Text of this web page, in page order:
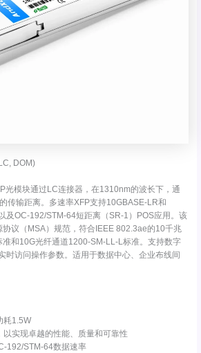
DOM)
光模块通过LC连接器，在1310nm的波长下，通
传输距离。多速率XFP支持10GBASE-LR和
及OC-192/STM-64短距离（SR-1）POS应用。该
议（MSA）规范，符合IEEE 802.3ae的10千兆
准和10G光纤通道1200-SM-LL-L标准。支持数字
时访问操作参数。适用于数据中心、企业布线间
耗1.5W
实现卓越的性能、质量和可靠性
192/STM-64数据速率